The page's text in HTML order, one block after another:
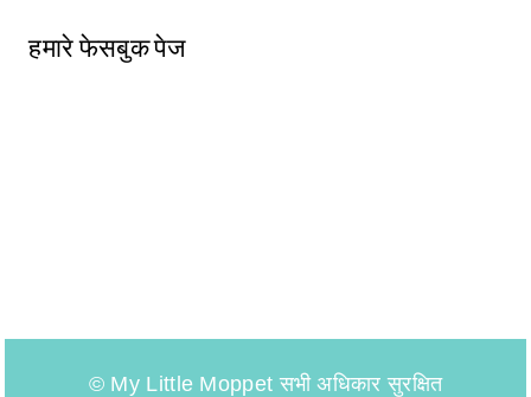
हमारे फेसबुक पेज
© My Little Moppet सभी अधिकार सुरक्षित